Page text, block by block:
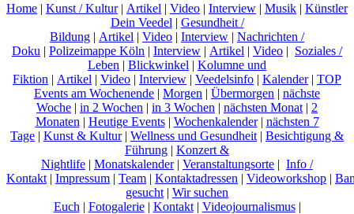
Home | Kunst / Kultur| Artikel | Video | Interview | Musik | Künstler
Dein Veedel | Gesundheit /
Bildung | Artikel | Video | Interview | Nachrichten /
Doku | Polizeimappe Köln | Interview | Artikel | Video | Soziales /
Leben | Blickwinkel | Kolumne und
Fiktion | Artikel | Video | Interview | Veedelsinfo | Kalender| TOP
Events am Wochenende | Morgen | Übermorgen | nächste
Woche | in 2 Wochen | in 3 Wochen | nächsten Monat | 2
Monaten | Heutige Events| Wochenkalender| nächsten 7
Tage | Kunst & Kultur| Wellness und Gesundheit | Besichtigung &
Führung | Konzert &
Nightlife | Monatskalender| Veranstaltungsorte | Info /
Kontakt | Impressum | Team | Kontaktadressen | Videoworkshop |
gesucht | Wir suchen
Euch | Fotogalerie| Kontakt| Videojournalismus|